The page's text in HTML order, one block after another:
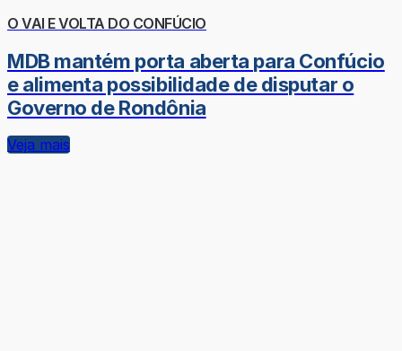
O VAI E VOLTA DO CONFÚCIO
MDB mantém porta aberta para Confúcio
e alimenta possibilidade de disputar o
Governo de Rondônia
Veja mais